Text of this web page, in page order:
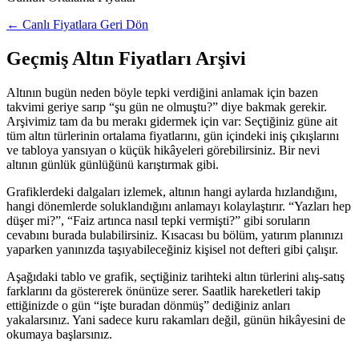
← Canlı Fiyatlara Geri Dön
Geçmiş Altın Fiyatları Arşivi
Altının bugün neden böyle tepki verdiğini anlamak için bazen
takvimi geriye sarıp “şu gün ne olmuştu?” diye bakmak gerekir.
Arşivimiz tam da bu merakı gidermek için var: Seçtiğiniz güne ait
tüm altın türlerinin ortalama fiyatlarını, gün içindeki iniş çıkışlarını
ve tabloya yansıyan o küçük hikâyeleri görebilirsiniz. Bir nevi
altının günlük günlüğünü karıştırmak gibi.
Grafiklerdeki dalgaları izlemek, altının hangi aylarda hızlandığını,
hangi dönemlerde soluklandığını anlamayı kolaylaştırır. “Yazları hep
düşer mi?”, “Faiz artınca nasıl tepki vermişti?” gibi soruların
cevabını burada bulabilirsiniz. Kısacası bu bölüm, yatırım planınızı
yaparken yanınızda taşıyabileceğiniz kişisel not defteri gibi çalışır.
Aşağıdaki tablo ve grafik, seçtiğiniz tarihteki altın türlerini alış-satış
farklarını da göstererek önünüze serer. Saatlik hareketleri takip
ettiğinizde o gün “işte buradan dönmüş” dediğiniz anları
yakalarsınız. Yani sadece kuru rakamları değil, günün hikâyesini de
okumaya başlarsınız.